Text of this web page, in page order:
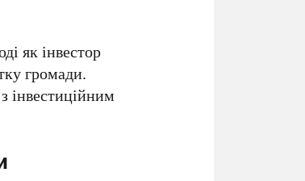
як інвестор
громади.
інвестиційним